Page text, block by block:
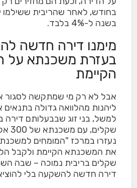
בשנה ל-4% בלבד.
מימנו דירה חדשה
בעזרת משכנתא על
הקיימת
אבל לא רק מי שמתקשה לסגור
ליהנות מהלוואה גדולה בתנאים
נעזרו במרכז "המומחים
שקלים בריבית נמוכה – שבה
דירה חדשה להשקעה בלי